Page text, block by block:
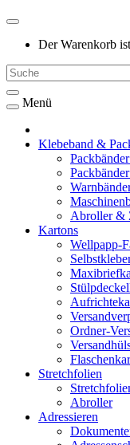
Der Warenkorb
Menü
Klebeband &
Abroller &
Kartons
Wellpapp-
Ordner-
Stretchfolien
Abroller
Adressieren